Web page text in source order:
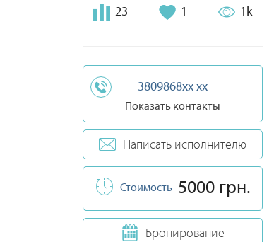
23 1 1k
3809868xx xx
Показать контакты
Написать исполнителю
Стоимость 5000 грн.
Бронирование